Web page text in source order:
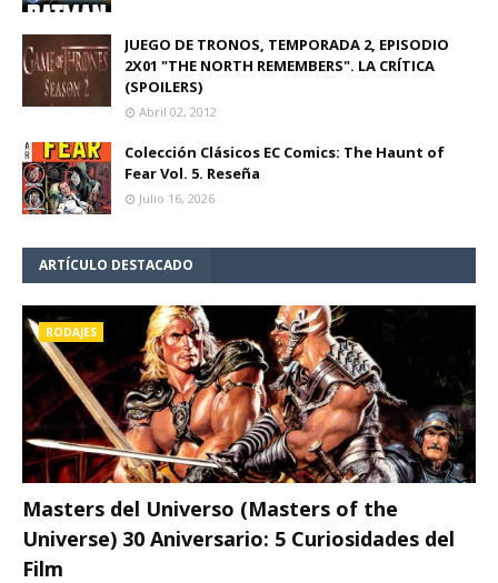
JUEGO DE TRONOS, TEMPORADA 2, EPISODIO
2X01 "THE NORTH REMEMBERS". LA CRÍTICA
(SPOILERS)
Abril 02, 2012
Colección Clásicos EC Comics: The Haunt of
Fear Vol. 5. Reseña
Julio 16, 2026
ARTÍCULO DESTACADO
RODAJES
Masters del Universo (Masters of the
Universe) 30 Aniversario: 5 Curiosidades del
Film